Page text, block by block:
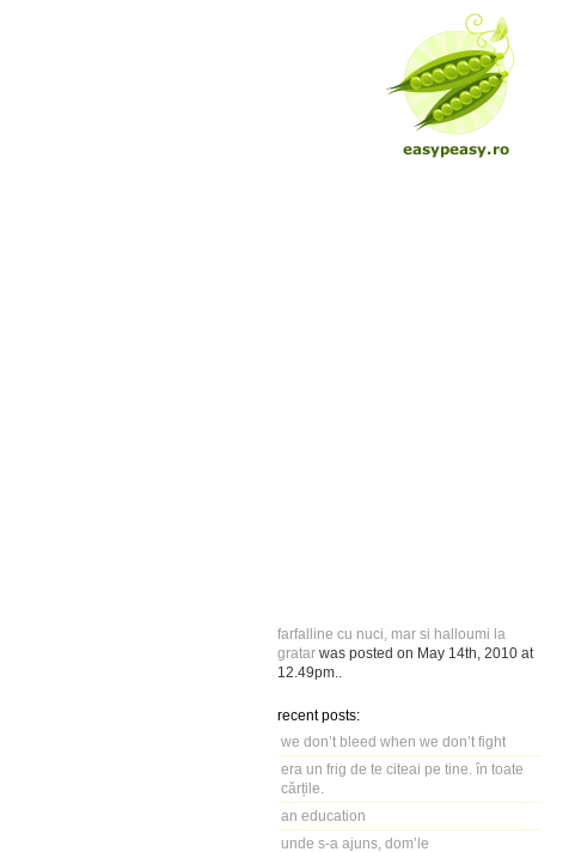
farfalline cu nuci, mar si halloumi la
gratar was posted on May 14th, 2010 at
12.49pm
recent posts:
we don’t bleed when we don’t fight
era un frig de te citeai pe tine. în toate
cărțile.
an education
unde s-a ajuns, dom’le